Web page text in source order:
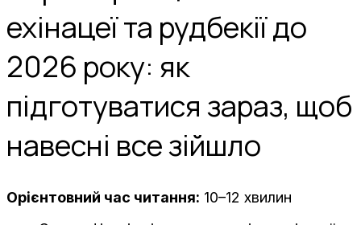
ехінацеї та рудбекії до
2026 року: як
підготуватися зараз, щоб
навесні все зійшло
Орієнтовний час читання: 10–12 хвилин